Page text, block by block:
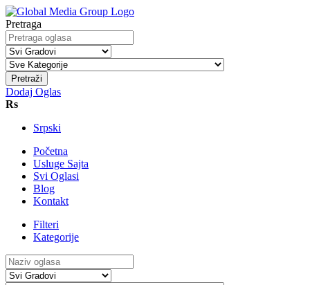
Pretraga
Pretraži
Dodaj Oglas
Rs
Srpski
Početna
Usluge Sajta
Svi Oglasi
Blog
Kontakt
Filteri
Kategorije